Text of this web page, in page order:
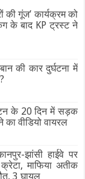
की गूंज’ कार्यक्रम को
के बाद KP ट्रस्ट ने
की कार दुर्घटना में
के 20 दिन में सड़क
वीडियो वायरल
झांसी हाईवे पर
माफिया अतीक
3 घायल